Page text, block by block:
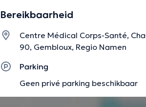
Bereikbaarheid
Centre Médical Corps-Santé,
90, Gembloux, Regio Namen
Parking
Geen privé parking beschikbaar